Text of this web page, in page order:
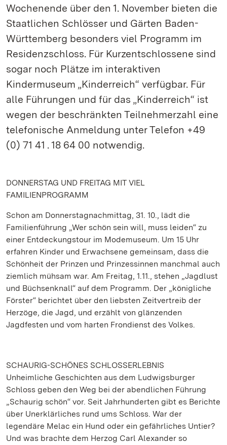
Wochenende über den 1. November bieten die
Staatlichen Schlösser und Gärten Baden-
Württemberg besonders viel Programm im
Residenzschloss. Für Kurzentschlossene sind
sogar noch Plätze im interaktiven
Kindermuseum „Kinderreich“ verfügbar. Für
alle Führungen und für das „Kinderreich“ ist
wegen der beschränkten Teilnehmerzahl eine
telefonische Anmeldung unter Telefon +49
(0) 71 41 . 18 64 00 notwendig.
DONNERSTAG UND FREITAG MIT VIEL
FAMILIENPROGRAMM
Schon am Donnerstagnachmittag, 31. 10., lädt die
Familienführung „Wer schön sein will, muss leiden“ zu
einer Entdeckungstour im Modemuseum. Um 15 Uhr
erfahren Kinder und Erwachsene gemeinsam, dass die
Schönheit der Prinzen und Prinzessinnen manchmal auch
ziemlich mühsam war. Am Freitag, 1.11., stehen „Jagdlust
und Büchsenknall“ auf dem Programm. Der „königliche
Förster“ berichtet über den liebsten Zeitvertreib der
Herzöge, die Jagd, und erzählt von glänzenden
Jagdfesten und vom harten Frondienst des Volkes.
SCHAURIG-SCHÖNES SCHLOSSERLEBNIS
Unheimliche Geschichten aus dem Ludwigsburger
Schloss geben den Weg bei der abendlichen Führung
„Schaurig schön“ vor. Seit Jahrhunderten gibt es Berichte
über Unerklärliches rund ums Schloss. War der
legendäre Melac ein Hund oder ein gefährliches Untier?
Und was brachte dem Herzog Carl Alexander so